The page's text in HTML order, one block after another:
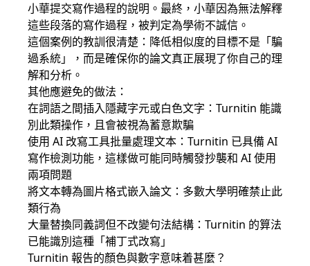
小華提交寫作過程的說明。最終，小華因為無法解釋
這些段落的寫作過程，被判定為學術不誠信。
這個案例的教訓很清楚：降低相似度的目標不是「騙
過系統」，而是確保你的論文真正展現了你自己的理
解和分析。
其他應避免的做法：
在詞語之間插入隱藏字元或白色文字：Turnitin 能識
別此類操作，且會被視為蓄意欺騙
使用 AI 改寫工具批量處理文本：Turnitin 已具備 AI
寫作檢測功能，這樣做可能同時觸發抄襲和 AI 使用
兩項問題
將文本轉為圖片格式嵌入論文：多數大學明確禁止此
類行為
大量替換同義詞但不改變句法結構：Turnitin 的算法
已能識別這種「補丁式改寫」
Turnitin 報告的顏色與數字意味着甚麼？